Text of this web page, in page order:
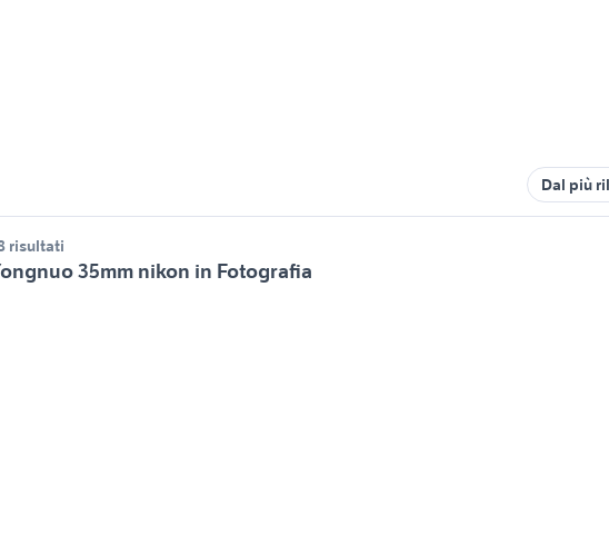
Dal più
risultati
35mm nikon in Fotografia